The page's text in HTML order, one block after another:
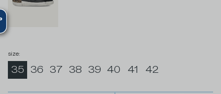
size:
35 36 37 38 39 40 41 42